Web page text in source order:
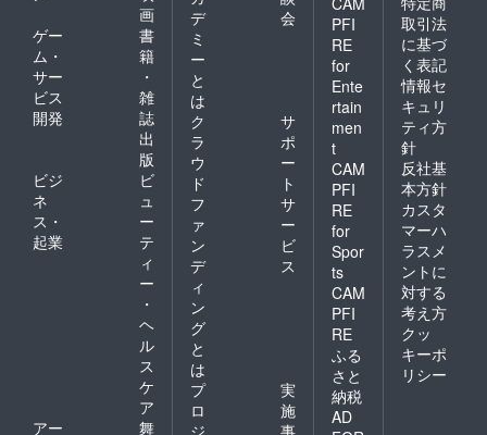
画
ゲー
ム・
サー
ビス
開発
書
籍
・
雑
誌
出
版
ビジ
ネ
ス・
起業
ビ
ュ
ー
テ
ィ
ー
・
ヘ
ル
ス
ケ
ア
アー
舞
デ
ミ
ー
と
は
会
ク
ラ
ウ
ド
フ
ァ
ン
デ
ィ
ン
グ
と
は
サ
ポ
ー
ト
サ
ー
ビ
ス
プ
ロ
実
施
PFI
RE
for
Ente
rtain
men
t
CAM
PFI
RE
for
Spor
ts
CAM
PFI
RE
ふる
さと
納税
AD
取引法
に基づ
く表記
情報セ
キュリ
ティ方
針
反社基
本方針
カスタ
マーハ
ラスメ
ントに
対する
考え方
クッ
キーポ
リシー